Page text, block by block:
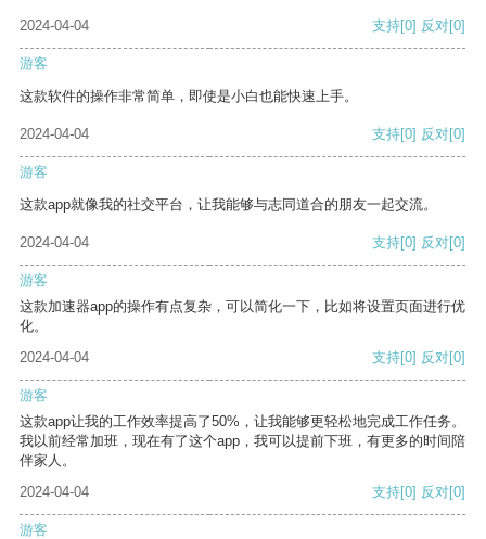
2024-04-04 支持[0] 反对[0]
游客
这款软件的操作非常简单，即使是小白也能快速上手。
2024-04-04 支持[0] 反对[0]
游客
这款app就像我的社交平台，让我能够与志同道合的朋友一起交流。
2024-04-04 支持[0] 反对[0]
游客
这款加速器app的操作有点复杂，可以简化一下，比如将设置页面进行优
化。
2024-04-04
支持[0] 反对[0]
游客
这款app让我的工作效率提高了50%，让我能够更轻松地完成工作任务。
我以前经常加班，现在有了这个app，我可以提前下班，有更多的时间陪
伴家人。
2024-04-04
支持[0] 反对[0]
游客